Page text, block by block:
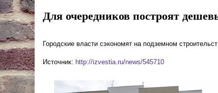
Для очередников построят
Городские власти сэкономят на подземном
Источник: http://izvestia.ru/news/545710